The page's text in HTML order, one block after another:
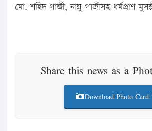
মো. শহিদ গাজী, নান্নু গাজীসহ ধর্মপ্রাণ
Share this news as a
Download Photo Card